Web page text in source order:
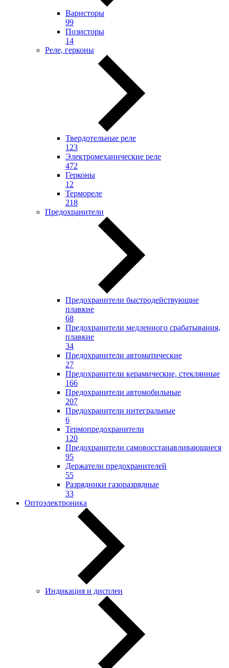
Варисторы
99
Позисторы
14
Реле, герконы
Твердотельные реле
123
Электромеханические реле
472
Герконы
12
Термореле
218
Предохранители
Предохранители быстродействующие
плавкие
68
Предохранители медленного срабатывания,
плавкие
34
Предохранители автоматические
27
Предохранители керамические, стеклянные
166
Предохранители автомобильные
207
Предохранители интегральные
6
Термопредохранители
120
Предохранители самовосстанавливающиеся
95
Держатели предохранителей
55
Разрядники газоразрядные
33
Оптоэлектроника
Индикация и дисплеи